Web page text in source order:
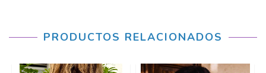
PRODUCTOS RELACIONADOS